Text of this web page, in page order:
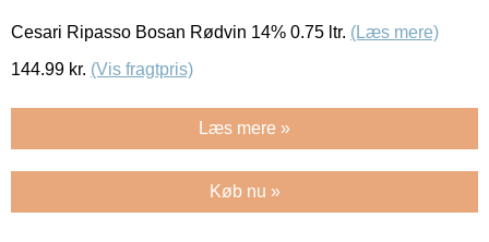
Cesari Ripasso Bosan Rødvin 14% 0.75 ltr. (Læs mere)
144.99 kr. (Vis fragtpris)
Læs mere »
Køb nu »